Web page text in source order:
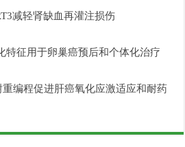
减轻肾缺血再灌注损伤
特征用于卵巢癌预后和个体化治疗
重编程促进肝癌氧化应激适应和耐药